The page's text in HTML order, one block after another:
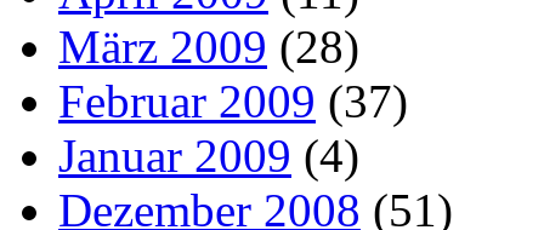
März 2009 (28)
Februar 2009 (37)
Januar 2009 (4)
Dezember 2008 (51)